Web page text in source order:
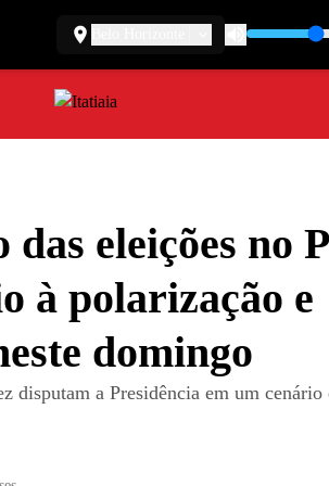
das eleições no
à polarização e
domingo
disputam a Presidência em um cenário